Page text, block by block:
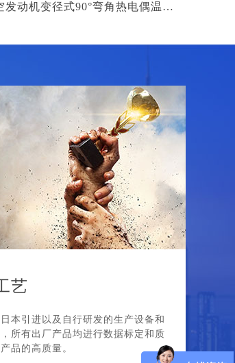
度
低功耗压力变送器/传感器
艺
本引进以及自行研发的生产设备和
所有出厂产品均进行数据标定和质
品的高质量。